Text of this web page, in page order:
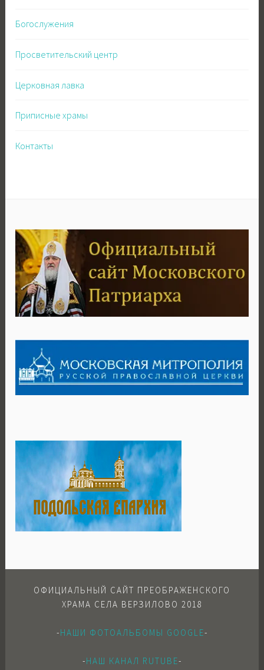
Богослужения
Просветительский центр
Церковная лавка
Приписные храмы
Контакты
ОФИЦИАЛЬНЫЙ САЙТ ПРЕОБРАЖЕНСКОГО
ХРАМА СЕЛА ВЕРЗИЛОВО 2018
-НАШИ ФОТОАЛЬБОМЫ GOOGLE-
-НАШ КАНАЛ RUTUBE-